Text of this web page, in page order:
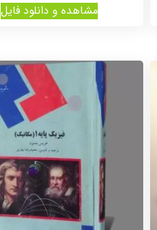
مشاهده و دانلود فایل